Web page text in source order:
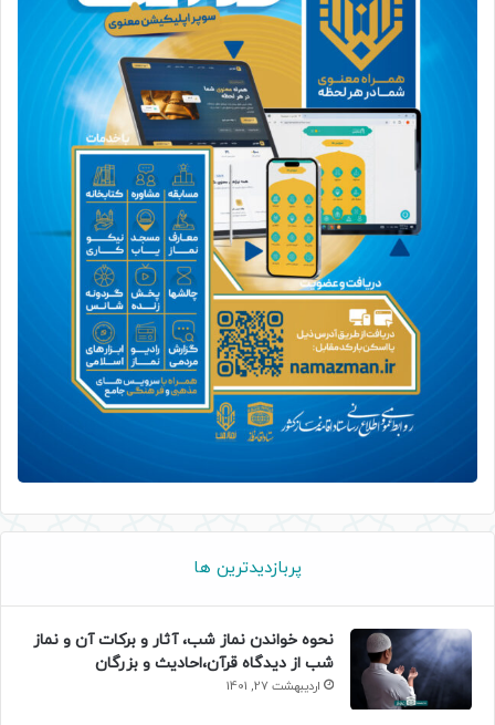
پربازدیدترین ها
نحوه خواندن نماز شب، آثار و برکات آن و نماز
شب از دیدگاه قرآن،احادیث و بزرگان
اردیبهشت 27, 1401